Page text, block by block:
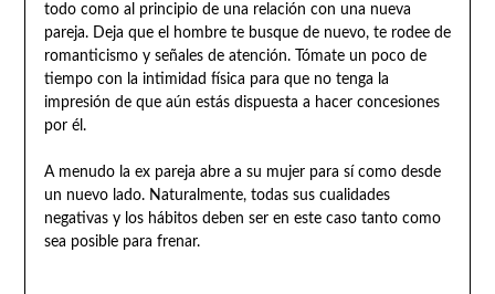
todo como al principio de una relación con una nueva
pareja. Deja que el hombre te busque de nuevo, te rodee de
romanticismo y señales de atención. Tómate un poco de
tiempo con la intimidad física para que no tenga la
impresión de que aún estás dispuesta a hacer concesiones
por él.
A menudo la ex pareja abre a su mujer para sí como desde
un nuevo lado. Naturalmente, todas sus cualidades
negativas y los hábitos deben ser en este caso tanto como
sea posible para frenar.